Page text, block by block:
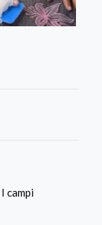
I campi